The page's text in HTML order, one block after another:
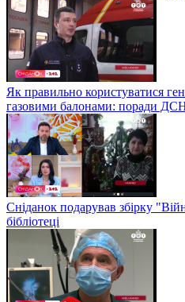
Як правильно користуватися
газовими балонами: поради
Сніданок подарував збірку
бібліотеці